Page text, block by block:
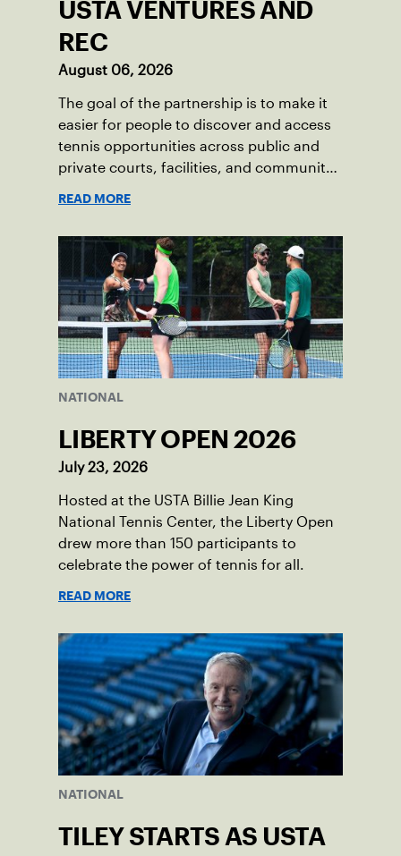
USTA VENTURES AND
REC
August 06, 2026
The goal of the partnership is to make it
easier for people to discover and access
tennis opportunities across public and
private courts, facilities, and community
READ MORE
NATIONAL
LIBERTY OPEN 2026
July 23, 2026
Hosted at the USTA Billie Jean King
National Tennis Center, the Liberty Open
drew more than 150 participants to
celebrate the power of tennis for all.
READ MORE
NATIONAL
TILEY STARTS AS USTA